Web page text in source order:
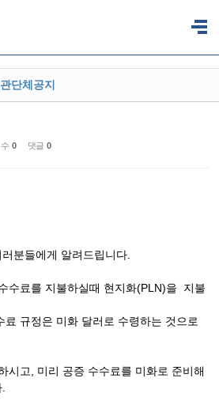
단체공지
0 댓글 0
분들에게 알려드립니다.
수료를 지불하실때 현지화(PLN)을 지불
규정은 미화 달러로 수령하는 것으로
시고, 미리 공증 수수료를 미화로 준비해